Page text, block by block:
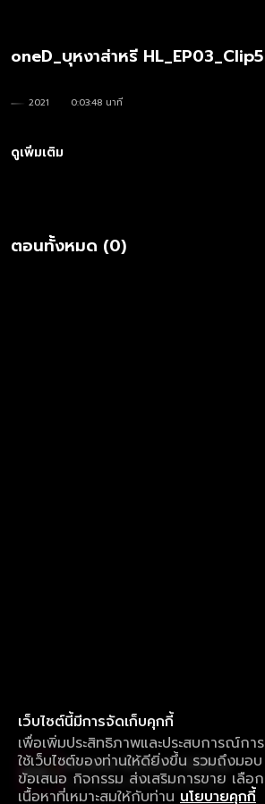
oneD_บุหงาส่าหรี HL_EP03_Clip5
2021
0:03:48 นาที
ดูเพิ่มเติม
ตอนทั้งหมด (0)
เว็บไซต์นี้มีการจัดเก็บคุกกี้
เพื่อเพิ่มประสิทธิภาพและประสบการณ์การ
ใช้เว็บไซต์ของท่านให้ดียิ่งขึ้น รวมถึงมอบ
ข้อเสนอ กิจกรรม ส่งเสริมการขาย เลือก
เนื้อหาที่เหมาะสมให้กับท่าน นโยบายคุกกี้
ใช้งานแอป ลื่นไหลกว่า ไม่มีสะดุด
ดาวน์โหลดแอปเพื่อการรับชมที่ดีกว่า